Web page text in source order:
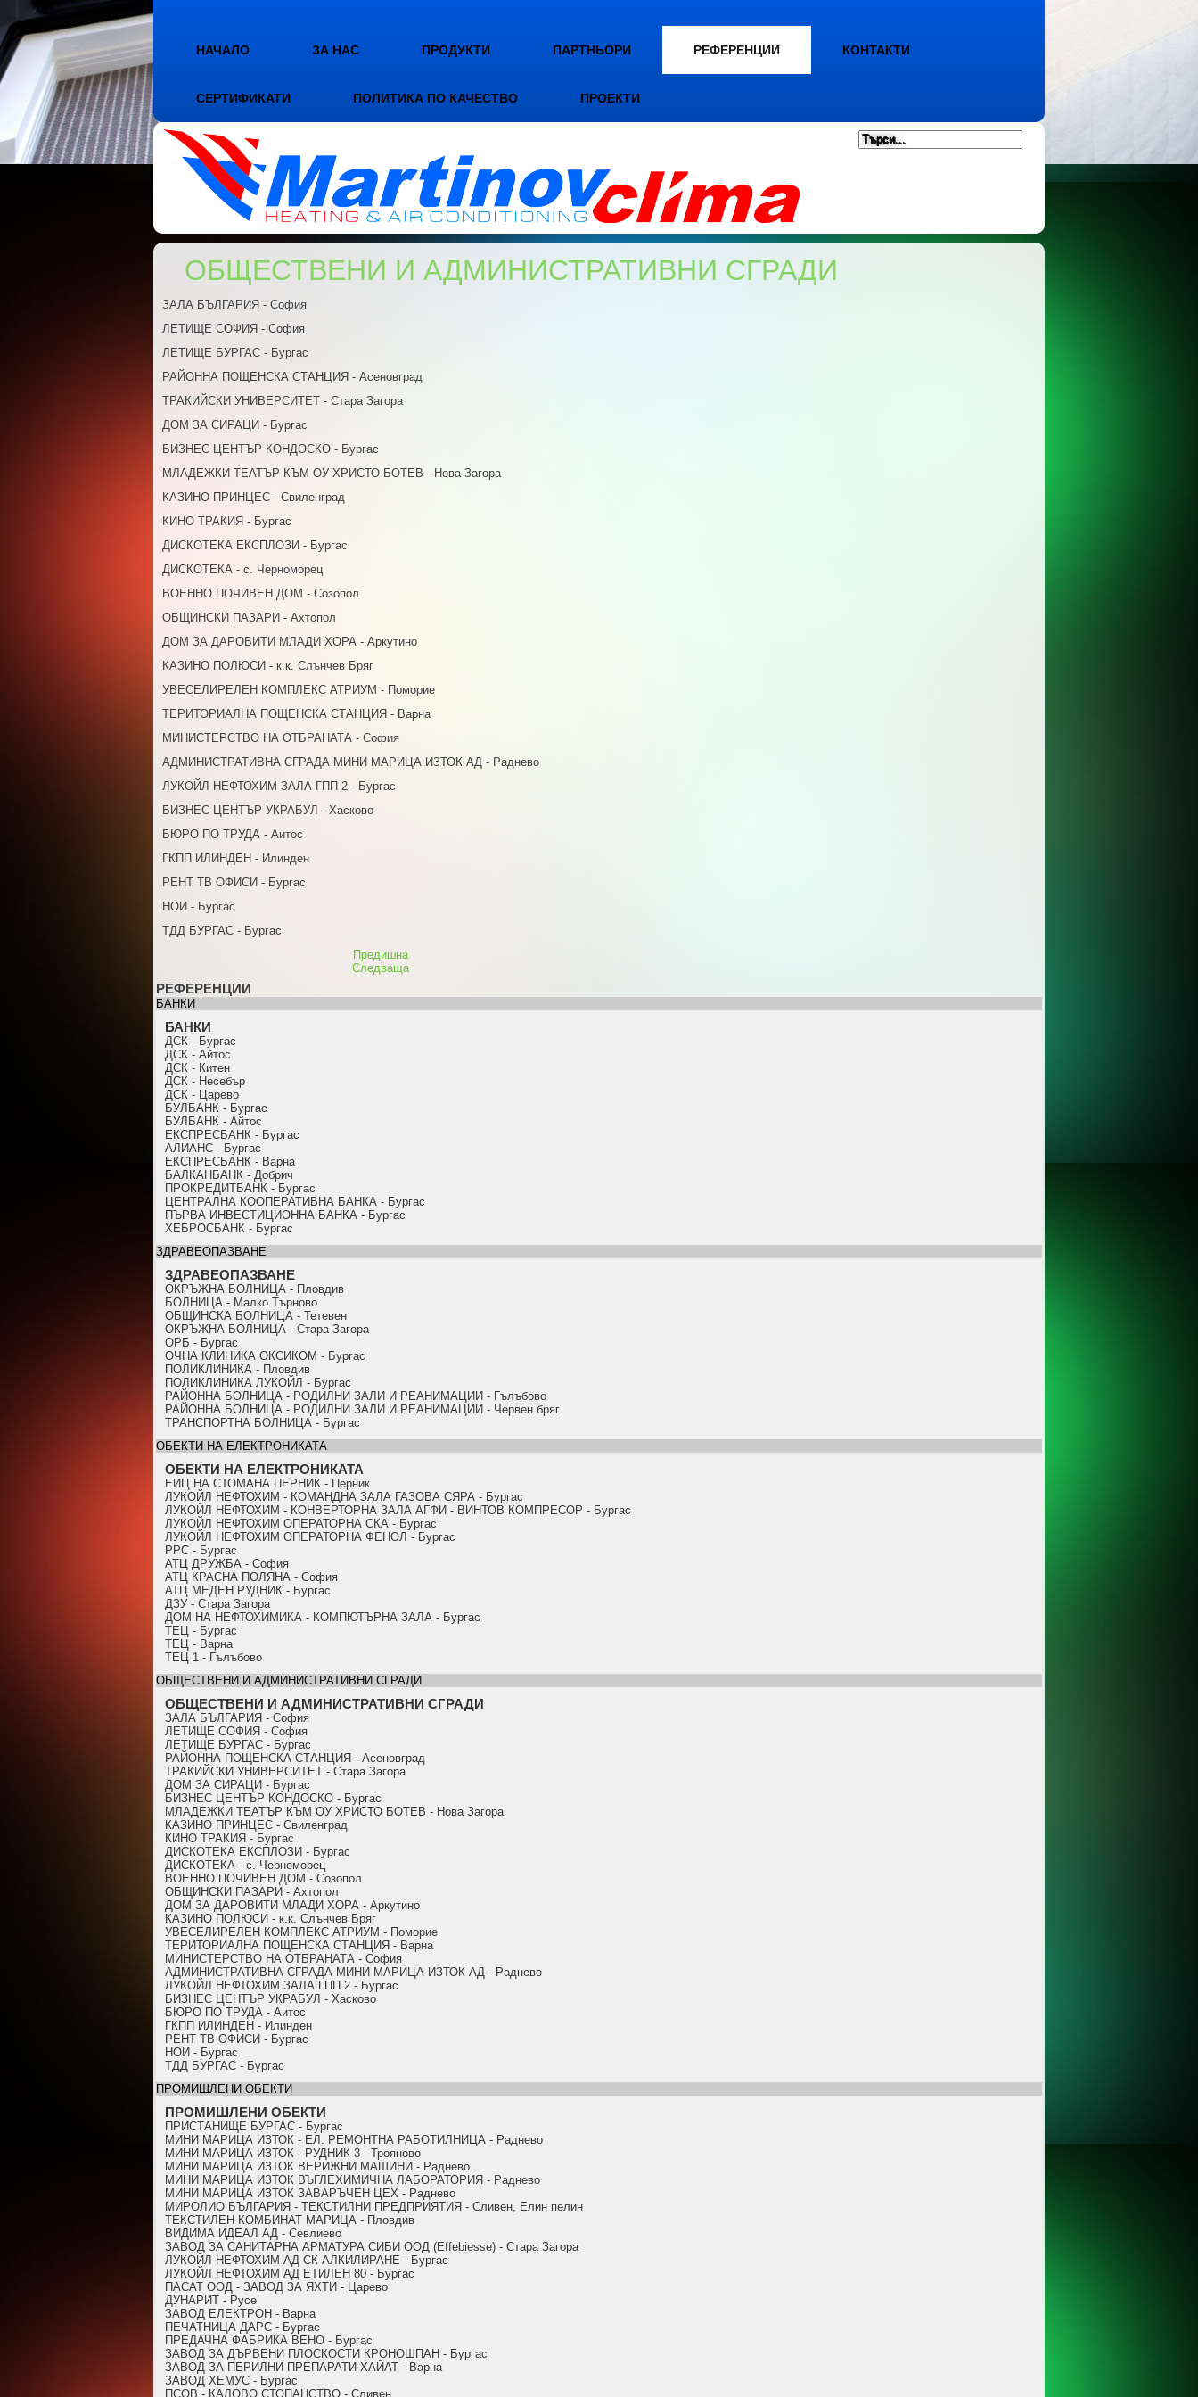
НАЧАЛО ЗА НАС ПРОДУКТИ ПАРТНЬОРИ РЕФЕРЕНЦИИ КОНТАКТИ
СЕРТИФИКАТИ ПОЛИТИКА ПО КАЧЕСТВО ПРОЕКТИ
ОБЩЕСТВЕНИ И АДМИНИСТРАТИВНИ СГРАДИ
ЗАЛА БЪЛГАРИЯ - София
ЛЕТИЩЕ СОФИЯ - София
ЛЕТИЩЕ БУРГАС - Бургас
РАЙОННА ПОЩЕНСКА СТАНЦИЯ - Асеновград
ТРАКИЙСКИ УНИВЕРСИТЕТ - Стара Загора
ДОМ ЗА СИРАЦИ - Бургас
БИЗНЕС ЦЕНТЪР КОНДОСКО - Бургас
МЛАДЕЖКИ ТЕАТЪР КЪМ ОУ ХРИСТО БОТЕВ - Нова Загора
КАЗИНО ПРИНЦЕС - Свиленград
КИНО ТРАКИЯ - Бургас
ДИСКОТЕКА ЕКСПЛОЗИ - Бургас
ДИСКОТЕКА - с. Черноморец
ВОЕННО ПОЧИВЕН ДОМ - Созопол
ОБЩИНСКИ ПАЗАРИ - Ахтопол
ДОМ ЗА ДАРОВИТИ МЛАДИ ХОРА - Аркутино
КАЗИНО ПОЛЮСИ - к.к. Слънчев Бряг
УВЕСЕЛИРЕЛЕН КОМПЛЕКС АТРИУМ - Поморие
ТЕРИТОРИАЛНА ПОЩЕНСКА СТАНЦИЯ - Варна
МИНИСТЕРСТВО НА ОТБРАНАТА - София
АДМИНИСТРАТИВНА СГРАДА МИНИ МАРИЦА ИЗТОК АД - Раднево
ЛУКОЙЛ НЕФТОХИМ ЗАЛА ГПП 2 - Бургас
БИЗНЕС ЦЕНТЪР УКРАБУЛ - Хасково
БЮРО ПО ТРУДА - Аитос
ГКПП ИЛИНДЕН - Илинден
РЕНТ ТВ ОФИСИ - Бургас
НОИ - Бургас
ТДД БУРГАС - Бургас
Предишна
Следваща
РЕФЕРЕНЦИИ
БАНКИ
БАНКИ
ДСК - Бургас
ДСК - Айтос
ДСК - Китен
ДСК - Несебър
ДСК - Царево
БУЛБАНК - Бургас
БУЛБАНК - Айтос
ЕКСПРЕСБАНК - Бургас
АЛИАНС - Бургас
ЕКСПРЕСБАНК - Варна
БАЛКАНБАНК - Добрич
ПРОКРЕДИТБАНК - Бургас
ЦЕНТРАЛНА КООПЕРАТИВНА БАНКА - Бургас
ПЪРВА ИНВЕСТИЦИОННА БАНКА - Бургас
ХЕБРОСБАНК - Бургас
ЗДРАВЕОПАЗВАНЕ
ЗДРАВЕОПАЗВАНЕ
ОКРЪЖНА БОЛНИЦА - Пловдив
БОЛНИЦА - Малко Търново
ОБЩИНСКА БОЛНИЦА - Тетевен
ОКРЪЖНА БОЛНИЦА - Стара Загора
ОРБ - Бургас
ОЧНА КЛИНИКА ОКСИКОМ - Бургас
ПОЛИКЛИНИКА - Пловдив
ПОЛИКЛИНИКА ЛУКОЙЛ - Бургас
РАЙОННА БОЛНИЦА - РОДИЛНИ ЗАЛИ И РЕАНИМАЦИИ - Гълъбово
РАЙОННА БОЛНИЦА - РОДИЛНИ ЗАЛИ И РЕАНИМАЦИИ - Червен бряг
ТРАНСПОРТНА БОЛНИЦА - Бургас
ОБЕКТИ НА ЕЛЕКТРОНИКАТА
ОБЕКТИ НА ЕЛЕКТРОНИКАТА
ЕИЦ НА СТОМАНА ПЕРНИК - Перник
ЛУКОЙЛ НЕФТОХИМ - КОМАНДНА ЗАЛА ГАЗОВА СЯРА - Бургас
ЛУКОЙЛ НЕФТОХИМ - КОНВЕРТОРНА ЗАЛА АГФИ - ВИНТОВ КОМПРЕСОР - Бургас
ЛУКОЙЛ НЕФТОХИМ ОПЕРАТОРНА СКА - Бургас
ЛУКОЙЛ НЕФТОХИМ ОПЕРАТОРНА ФЕНОЛ - Бургас
PPC - Бургас
АТЦ ДРУЖБА - София
АТЦ КРАСНА ПОЛЯНА - София
АТЦ МЕДЕН РУДНИК - Бургас
ДЗУ - Стара Загора
ДОМ НА НЕФТОХИМИКА - КОМПЮТЪРНА ЗАЛА - Бургас
ТЕЦ - Бургас
ТЕЦ - Варна
ТЕЦ 1 - Гълъбово
ОБЩЕСТВЕНИ И АДМИНИСТРАТИВНИ СГРАДИ
ОБЩЕСТВЕНИ И АДМИНИСТРАТИВНИ СГРАДИ
ЗАЛА БЪЛГАРИЯ - София
ЛЕТИЩЕ СОФИЯ - София
ЛЕТИЩЕ БУРГАС - Бургас
РАЙОННА ПОЩЕНСКА СТАНЦИЯ - Асеновград
ТРАКИЙСКИ УНИВЕРСИТЕТ - Стара Загора
ДОМ ЗА СИРАЦИ - Бургас
БИЗНЕС ЦЕНТЪР КОНДОСКО - Бургас
МЛАДЕЖКИ ТЕАТЪР КЪМ ОУ ХРИСТО БОТЕВ - Нова Загора
КАЗИНО ПРИНЦЕС - Свиленград
КИНО ТРАКИЯ - Бургас
ДИСКОТЕКА ЕКСПЛОЗИ - Бургас
ДИСКОТЕКА - с. Черноморец
ВОЕННО ПОЧИВЕН ДОМ - Созопол
ОБЩИНСКИ ПАЗАРИ - Ахтопол
ДОМ ЗА ДАРОВИТИ МЛАДИ ХОРА - Аркутино
КАЗИНО ПОЛЮСИ - к.к. Слънчев Бряг
УВЕСЕЛИРЕЛЕН КОМПЛЕКС АТРИУМ - Поморие
ТЕРИТОРИАЛНА ПОЩЕНСКА СТАНЦИЯ - Варна
МИНИСТЕРСТВО НА ОТБРАНАТА - София
АДМИНИСТРАТИВНА СГРАДА МИНИ МАРИЦА ИЗТОК АД - Раднево
ЛУКОЙЛ НЕФТОХИМ ЗАЛА ГПП 2 - Бургас
БИЗНЕС ЦЕНТЪР УКРАБУЛ - Хасково
БЮРО ПО ТРУДА - Аитос
ГКПП ИЛИНДЕН - Илинден
РЕНТ ТВ ОФИСИ - Бургас
НОИ - Бургас
ТДД БУРГАС - Бургас
ПРОМИШЛЕНИ ОБЕКТИ
ПРОМИШЛЕНИ ОБЕКТИ
ПРИСТАНИЩЕ БУРГАС - Бургас
МИНИ МАРИЦА ИЗТОК - ЕЛ. РЕМОНТНА РАБОТИЛНИЦА - Раднево
МИНИ МАРИЦА ИЗТОК - РУДНИК 3 - Трояново
МИНИ МАРИЦА ИЗТОК ВЕРИЖНИ МАШИНИ - Раднево
МИНИ МАРИЦА ИЗТОК ВЪГЛЕХИМИЧНА ЛАБОРАТОРИЯ - Раднево
МИНИ МАРИЦА ИЗТОК ЗАВАРЪЧЕН ЦЕХ - Раднево
МИРОЛИО БЪЛГАРИЯ - ТЕКСТИЛНИ ПРЕДПРИЯТИЯ - Сливен, Елин пелин
ТЕКСТИЛЕН КОМБИНАТ МАРИЦА - Пловдив
ВИДИМА ИДЕАЛ АД - Севлиево
ЗАВОД ЗА САНИТАРНА АРМАТУРА СИБИ ООД (Effebiesse) - Стара Загора
ЛУКОЙЛ НЕФТОХИМ АД СК АЛКИЛИРАНЕ - Бургас
ЛУКОЙЛ НЕФТОХИМ АД ЕТИЛЕН 80 - Бургас
ПАСАТ ООД - ЗАВОД ЗА ЯХТИ - Царево
ДУНАРИТ - Русе
ЗАВОД ЕЛЕКТРОН - Варна
ПЕЧАТНИЦА ДАРС - Бургас
ПРЕДАЧНА ФАБРИКА ВЕНО - Бургас
ЗАВОД ЗА ДЪРВЕНИ ПЛОСКОСТИ КРОНОШПАН - Бургас
ЗАВОД ЗА ПЕРИЛНИ ПРЕПАРАТИ ХАЙАТ - Варна
ЗАВОД ХЕМУС - Бургас
ПСОВ - КАЛОВО СТОПАНСТВО - Сливен